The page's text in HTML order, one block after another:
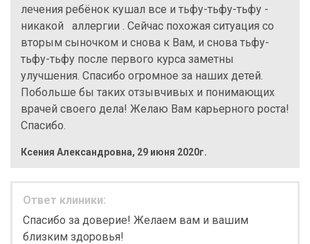
лечения ребёнок кушал все и тьфу-тьфу-тьфу -
никакой аллергии . Сейчас похожая ситуация со
вторым сыночком и снова к Вам, и снова тьфу-
тьфу-тьфу после первого курса заметны
улучшения. Спасибо огромное за наших детей.
Побольше бы таких отзывчивых и понимающих
врачей своего дела! Желаю Вам карьерного роста!
Спасибо.
Ксения Александровна, 29 июня 2020г.
Ответ клиники:
Спасибо за доверие! Желаем вам и вашим
близким здоровья!